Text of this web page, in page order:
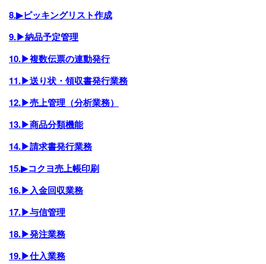
8.▶ピッキングリスト作成
9.▶納品予定管理
10.▶複数伝票の連動発行
11.▶送り状・領収書発行業務
12.▶売上管理（分析業務）
13.▶商品分類機能
14.▶請求書発行業務
15.▶コクヨ売上帳印刷
16.▶入金回収業務
17.▶与信管理
18.▶発注業務
19.▶仕入業務